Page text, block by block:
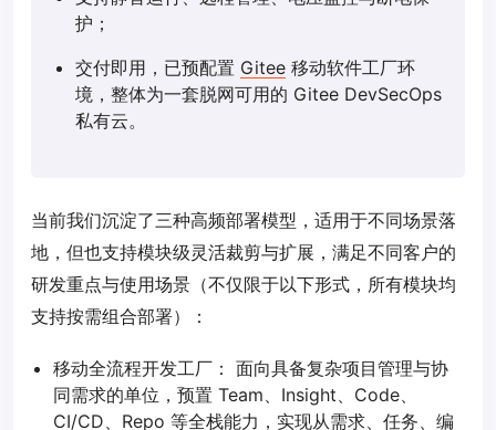
护；
交付即用，已预配置 Gitee 移动软件工厂环
境，整体为一套脱网可用的 Gitee DevSecOps
私有云。
当前我们沉淀了三种高频部署模型，适用于不同场景落
地，但也支持模块级灵活裁剪与扩展，满足不同客户的
研发重点与使用场景（不仅限于以下形式，所有模块均
支持按需组合部署）：
移动全流程开发工厂： 面向具备复杂项目管理与协
同需求的单位，预置 Team、Insight、Code、
CI/CD、Repo 等全栈能力，实现从需求、任务、编